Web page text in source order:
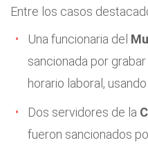
Entre los casos
Una funcionaria del
sancionada por
horario laboral,
Dos servidores de la
fueron sancionados